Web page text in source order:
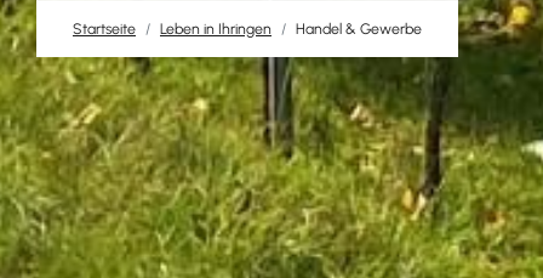
Startseite Leben in Ihringen Handel & Gewerbe